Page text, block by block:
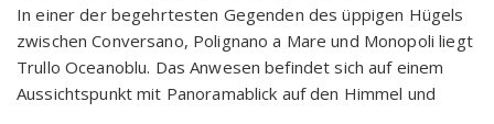
In einer der begehrtesten Gegenden des üppigen Hügels
zwischen Conversano, Polignano a Mare und Monopoli liegt
Trullo Oceanoblu. Das Anwesen befindet sich auf einem
Aussichtspunkt mit Panoramablick auf den Himmel und